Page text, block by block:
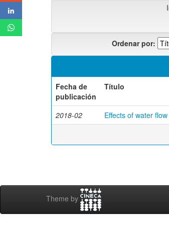
Ordenar por:
Fecha de
publicación
Título
2018-02 Effects of water
Theme by